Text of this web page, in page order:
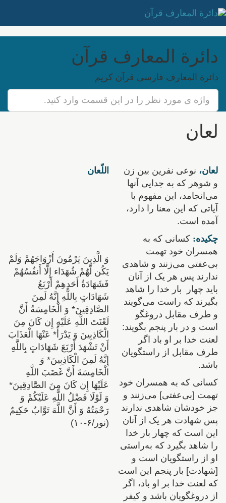
دائرة المعارف قرآن
دائرة المعارف فارسی قرآن کریم
لعان
لعان، نوعی نفرین بین زن
و شوهر که به جدایی آنها
می‌انجامد، این مفهوم با
آیاتی که این معنا را دارد،
آمده است.
چکیده: کسانی که به
همسران خود تهمت
بی‌عفتی می‌زنند و شاهدی
ندارند پس هر یک از آنان
باید چهار بار خدا را شاهد
بگیرند که راست می‌گویند
و طرف مقابل دروغگو
است و در بار پنجم بگویند:
لعنت خدا بر او باد اگر
طرف مقابل از راستگویان
باشد.
کسانی که به همسران خود
تهمت [بی‌عفتی] می‌زنند و
جز خودشان شاهدی ندارند
پس شهادت هر یک از آنان
این است که چهار بار خدا
را شاهد بگیرد که به‌راستی
او از راستگویان است و
[شهادت] بار پنجم این است
که لعنت خدا بر او باد، اگر
از دروغگویان باشد و کیفر
اللّعان
وَ الَّذِينَ يَرْمُونَ أَزْوَاجَهُمْ وَلَمْ
يَكُن لَّهُمْ شُهَدَاء إِلَّا أَنفُسُهُمْ
فَشَهَادَةُ أَحَدِهِمْ أَرْبَعُ
شَهَادَاتٍ بِاللَّهِ إِنَّهُ لَمِنَ
الصَّادِقِينَ* وَ الْخَامِسَةُ أَنَّ
لَعْنَتَ اللَّهِ عَلَيْهِ إِن كَانَ مِنَ
الْكَاذِبِينَ وَ يَدْرَأُ* عَنْهَا الْعَذَابَ
أَنْ تَشْهَدَ أَرْبَعَ شَهَادَاتٍ بِاللَّهِ
إِنَّهُ لَمِنَ الْكَاذِبِينَ* وَ
الْخَامِسَةَ أَنَّ غَضَبَ اللَّهِ
عَلَيْهَا إِن كَانَ مِنَ الصَّادِقِينَ*
وَ لَوْلَا فَضْلُ اللَّهِ عَلَيْكُمْ وَ
رَحْمَتُهُ وَ أَنَّ اللَّهَ تَوَّابٌ حَكِيمٌ
(نور/۶-۱۰)